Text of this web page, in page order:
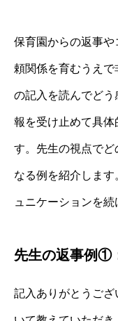
保育園からの返事
頼関係を育むうえ
の記入を読んでど
報を受け止めて具体
す。先生の視点で
なる例を紹介します
ュニケーションを続
先生の返事例①
記入ありがとうご